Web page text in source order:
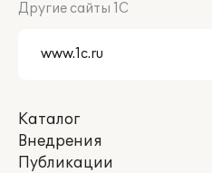
Другие сайты 1С
Каталог
Внедрения
Публикации